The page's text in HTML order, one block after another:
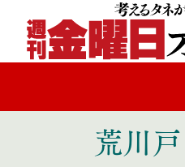
荒川